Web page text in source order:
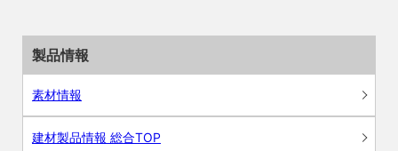
製品情報
素材情報
建材製品情報 総合TOP